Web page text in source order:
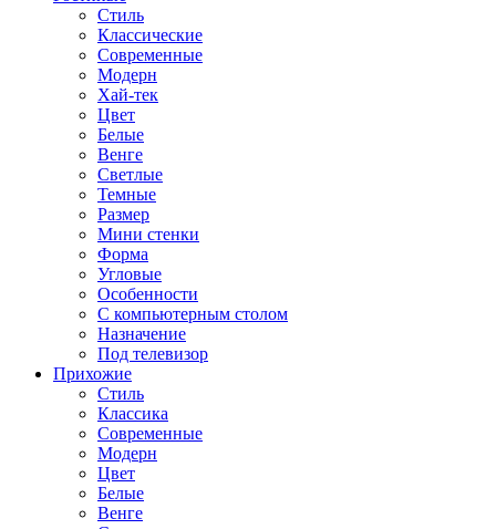
Стиль
Классические
Современные
Модерн
Хай-тек
Цвет
Белые
Венге
Светлые
Темные
Размер
Мини стенки
Форма
Угловые
Особенности
С компьютерным столом
Назначение
Под телевизор
Прихожие
Стиль
Классика
Современные
Модерн
Цвет
Белые
Венге